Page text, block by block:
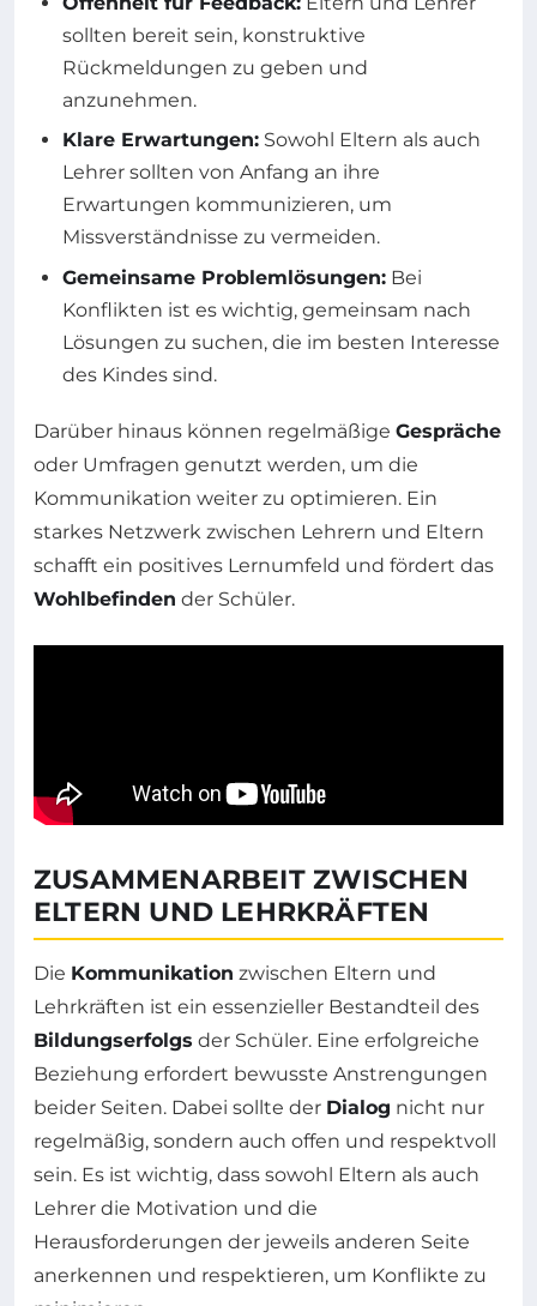
sollten bereit sein, konstruktive
Rückmeldungen zu geben und
anzunehmen.
Klare Erwartungen: Sowohl Eltern als auch
Lehrer sollten von Anfang an ihre
Erwartungen kommunizieren, um
Missverständnisse zu vermeiden.
Gemeinsame Problemlösungen: Bei
Konflikten ist es wichtig, gemeinsam nach
Lösungen zu suchen, die im besten Interesse
des Kindes sind.
Darüber hinaus können regelmäßige Gespräche
oder Umfragen genutzt werden, um die
Kommunikation weiter zu optimieren. Ein
starkes Netzwerk zwischen Lehrern und Eltern
schafft ein positives Lernumfeld und fördert das
Wohlbefinden der Schüler.
ZUSAMMENARBEIT ZWISCHEN
ELTERN UND LEHRKRÄFTEN
Die Kommunikation zwischen Eltern und
Lehrkräften ist ein essenzieller Bestandteil des
Bildungserfolgs der Schüler. Eine erfolgreiche
Beziehung erfordert bewusste Anstrengungen
beider Seiten. Dabei sollte der Dialog nicht nur
regelmäßig, sondern auch offen und respektvoll
sein. Es ist wichtig, dass sowohl Eltern als auch
Lehrer die Motivation und die
Herausforderungen der jeweils anderen Seite
anerkennen und respektieren, um Konflikte zu